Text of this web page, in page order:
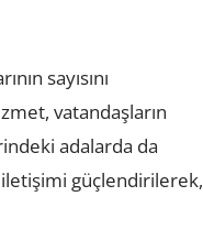
sayısını
vatandaşların
adalarda da
güçlendirilerek,